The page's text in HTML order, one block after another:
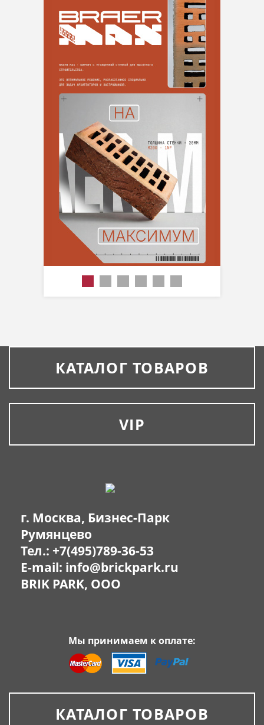
КАТАЛОГ ТОВАРОВ
VIP
г. Москва, Бизнес-Парк
Румянцево
Тел.: +7(495)789-36-53
E-mail: info@brickpark.ru
BRIK PARK, OOO
Мы принимаем к оплате:
КАТАЛОГ ТОВАРОВ